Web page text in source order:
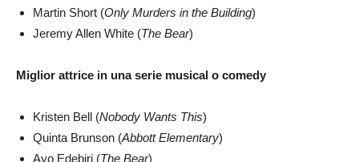
Martin Short (Only Murders in the Building)
Jeremy Allen White (The Bear)
Miglior attrice in una serie musical o comedy
Kristen Bell (Nobody Wants This)
Quinta Brunson (Abbott Elementary)
Ayo Edebiri (The Bear)